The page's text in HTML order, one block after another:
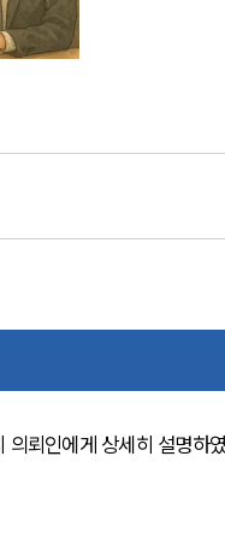
뢰인에게 상세히 설명하